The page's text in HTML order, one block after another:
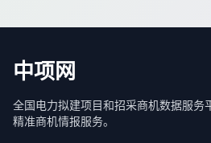
中项网
全国电力拟建项目和招采商机数据服务
精准商机情报服务。